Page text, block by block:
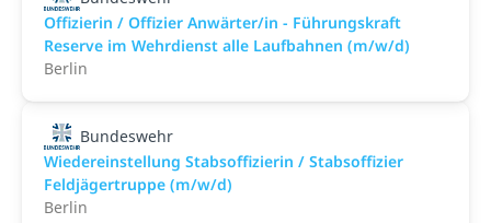
Offizierin / Offizier Anwärter/in - Führungskraft
Reserve im Wehrdienst alle Laufbahnen (m/w/d)
Berlin
Bundeswehr
Wiedereinstellung Stabsoffizierin / Stabsoffizier
Feldjägertruppe (m/w/d)
Berlin